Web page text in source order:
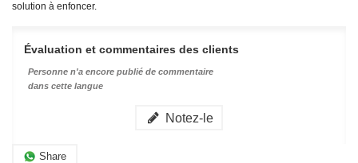
solution à enfoncer.
Évaluation et commentaires des clients
Personne n'a encore publié de commentaire
dans cette langue
Notez-le
Share